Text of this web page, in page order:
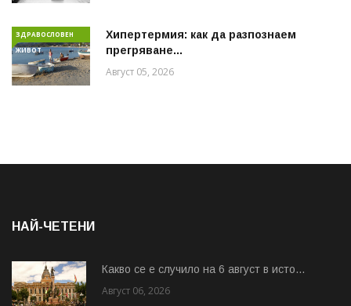
ЗДРАВОСЛОВЕН
ЖИВОТ
Хипертермия: как да разпознаем
прегряване...
Август 05, 2026
НАЙ-ЧЕТЕНИ
Какво се е случило на 6 август в исто...
Август 06, 2026